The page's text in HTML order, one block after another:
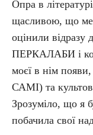
Опра в
щасливою, що
оцінили
ПЕРКАЛАБИ і
моєї в нім
САМІ) та
Зрозуміло, що я
побачила свої